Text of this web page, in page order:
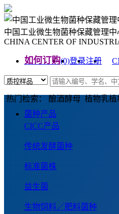
中国工业微生物菌种保藏管理中
CHINA CENTER OF
如何订购(0)登录注册
热门检索： 酿酒酵母 植物乳
菌种产品
CICC产品
传统发酵菌种
标准菌株
益生菌
生物饲料／肥料菌种